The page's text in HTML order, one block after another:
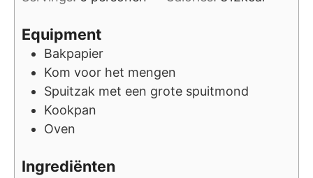
Equipment
Bakpapier
Kom voor het mengen
Spuitzak met een grote spuitmond
Kookpan
Oven
Ingrediënten